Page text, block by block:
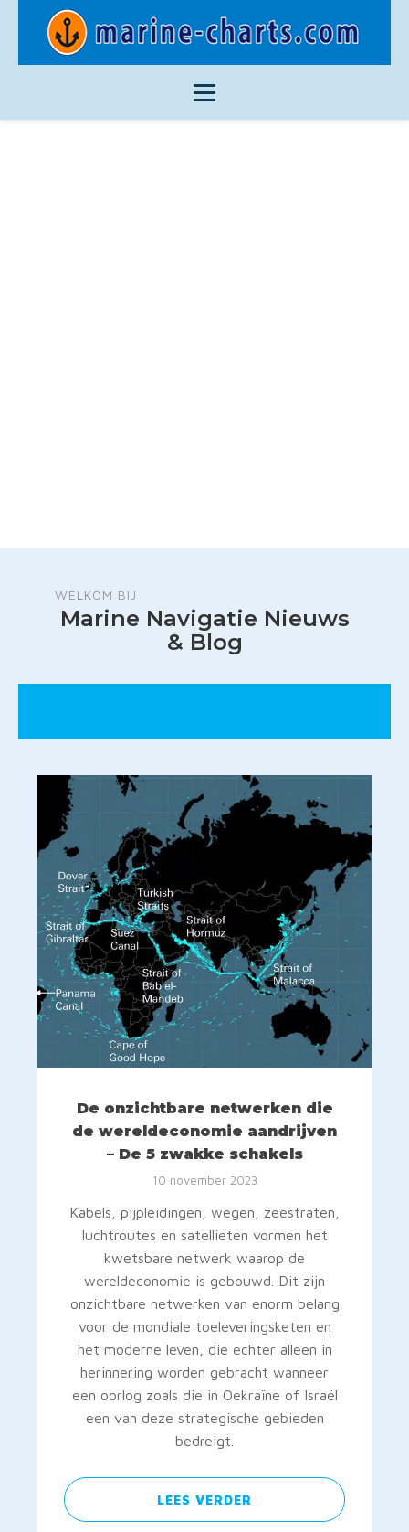
WELKOM BIJ
Marine Navigatie Nieuws
& Blog
De onzichtbare netwerken die
de wereldeconomie aandrijven
– De 5 zwakke schakels
10 november 2023
Kabels, pijpleidingen, wegen, zeestraten,
luchtroutes en satellieten vormen het
kwetsbare netwerk waarop de
wereldeconomie is gebouwd. Dit zijn
onzichtbare netwerken van enorm belang
voor de mondiale toeleveringsketen en
het moderne leven, die echter alleen in
herinnering worden gebracht wanneer
een oorlog zoals die in Oekraïne of Israël
een van deze strategische gebieden
bedreigt.
LEES VERDER